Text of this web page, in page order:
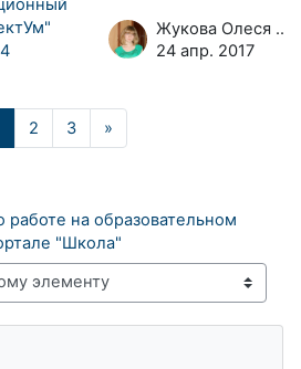
Жукова Олеся Николаевна
24 апр. 2017
Страница 1
2 Страница 2
3Страница 3
»
на образовательном
"Школа"
элементу